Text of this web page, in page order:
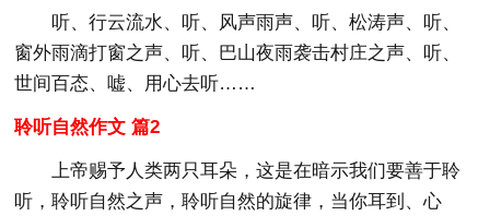
听、行云流水、听、风声雨声、听、松涛声、听、
窗外雨滴打窗之声、听、巴山夜雨袭击村庄之声、听、
世间百态、嘘、用心去听……
聆听自然作文 篇2
上帝赐予人类两只耳朵，这是在暗示我们要善于聆
听，聆听自然之声，聆听自然的旋律，当你耳到、心